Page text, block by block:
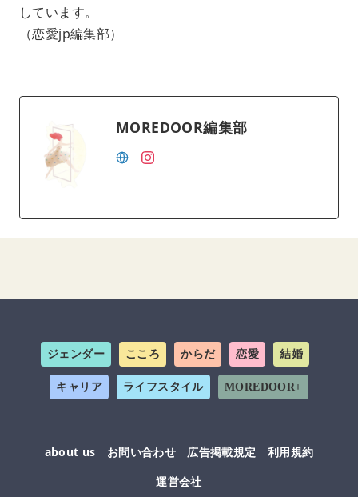
しています。
（恋愛jp編集部）
MOREDOOR編集部
ジェンダー こころ からだ 恋愛 結婚
キャリア ライフスタイル MOREDOOR+
about us お問い合わせ 広告掲載規定
利用規約
運営会社